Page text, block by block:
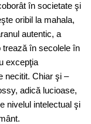
în societate şi
oribil la mahala,
autentic, a
trează în secolele în
excepţia
necitit. Chiar şi –
adică lucioase,
nivelul intelectual şi